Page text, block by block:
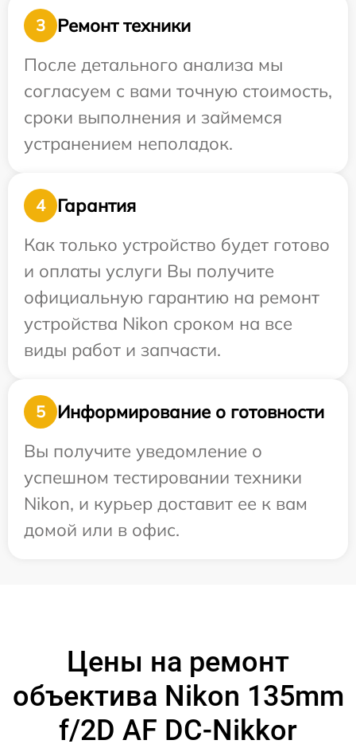
3
Ремонт техники
После детального анализа мы
согласуем с вами точную стоимость,
сроки выполнения и займемся
устранением неполадок.
4
Гарантия
Как только устройство будет готово
и оплаты услуги Вы получите
официальную гарантию на ремонт
устройства Nikon сроком на все
виды работ и запчасти.
5
Информирование о готовности
Вы получите уведомление о
успешном тестировании техники
Nikon, и курьер доставит ее к вам
домой или в офис.
Цены на ремонт
объектива Nikon 135mm
f/2D AF DC-Nikkor